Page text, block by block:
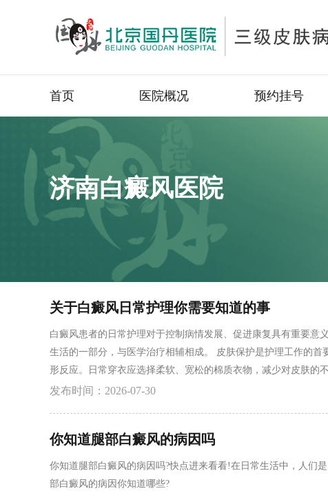
首页 医院概况 预约挂号
济南白癜风医院
关于白癜风日常护理你需要知道的事
白癜风患者的日常护理对于控制病情发展、促进康复具有重要意
生活的一部分，与医学治疗相辅相成。 皮肤保护是护理工作的
形反应。日常穿衣应选择柔软、宽松的棉质衣物，减少对皮肤的
易晒伤甚至引起其他皮肤问题。外出时应涂抹合适的防晒霜，佩
发布时间：2026-07-30
你知道腿部白癜风的病因吗
你知道腿部白癜风的病因吗?快点进来看看!在日常生活中，人们
部白癜风的病因你知道哪些?